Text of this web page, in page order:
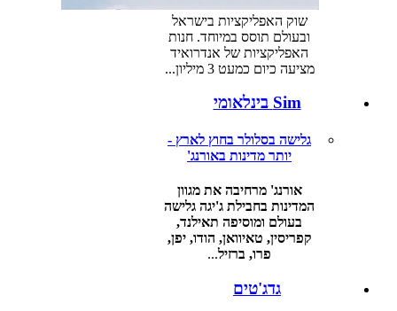
שוק האפליקציות בישראל
ובעולם תוסס במיוחד. חנות
האפליקציות של אנדרואיד
מציעה כיום כמעט 3 מיליון...
Sim בינלאומי
גלישה בסלולר בחוץ לארץ -
יותר מדינות באורנג'
אורנג' מרחיבה את מגוון
המדינות בחבילת ג'יגה גלישה
בעולם ומוסיפה תאילנד,
קפריסין, טאיוואן, הודו, יפן,
פרו, ברזיל...
גדג'טים